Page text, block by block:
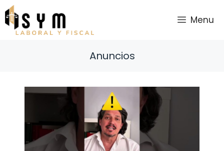
Saltar
al
contenido
Menu
Anuncios